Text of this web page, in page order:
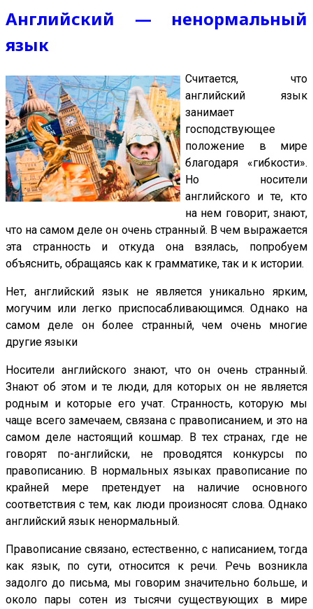
Английский — ненормальный
язык
Считается, что
английский язык
занимает
господствующее
положение в мире
благодаря «гибкости».
Но носители
английского и те, кто
на нем говорит, знают,
что на самом деле он очень странный. В чем выражается
эта странность и откуда она взялась, попробуем
объяснить, обращаясь как к грамматике, так и к истории.
Нет, английский язык не является уникально ярким,
могучим или легко приспосабливающимся. Однако на
самом деле он более странный, чем очень многие
другие языки
Носители английского знают, что он очень странный.
Знают об этом и те люди, для которых он не является
родным и которые его учат. Странность, которую мы
чаще всего замечаем, связана с правописанием, и это на
самом деле настоящий кошмар. В тех странах, где не
говорят по-английски, не проводятся конкурсы по
правописанию. В нормальных языках правописание по
крайней мере претендует на наличие основного
соответствия с тем, как люди произносят слова. Однако
английский язык ненормальный.
Правописание связано, естественно, с написанием, тогда
как язык, по сути, относится к речи. Речь возникла
задолго до письма, мы говорим значительно больше, и
около пары сотен из тысячи существующих в мире